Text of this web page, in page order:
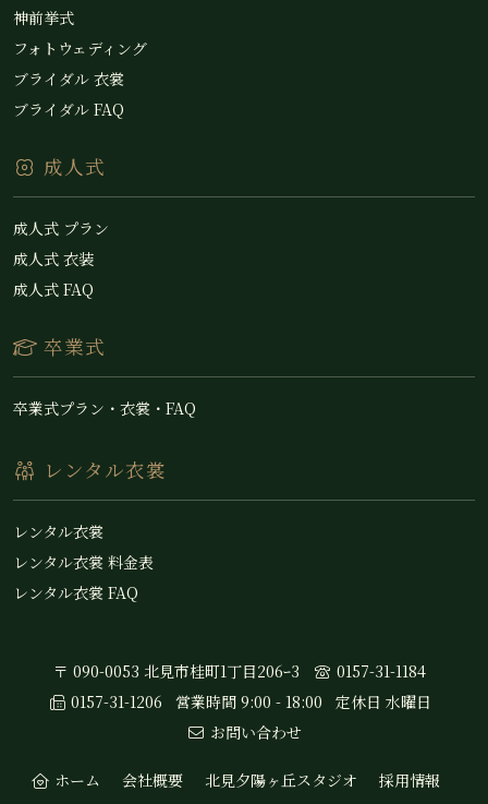
神前挙式
フォトウェディング
ブライダル 衣裳
ブライダル FAQ
成人式
成人式 プラン
成人式 衣装
成人式 FAQ
卒業式
卒業式プラン・衣裳・FAQ
レンタル衣裳
レンタル衣裳
レンタル衣裳 料金表
レンタル衣裳 FAQ
〒 090-0053 北見市桂町1丁目206ｰ3
0157-31-1184
0157-31-1206
営業時間 9:00 - 18:00
定休日 水曜日
お問い合わせ
ホーム 会社概要 北見夕陽ヶ丘スタジオ
採用情報